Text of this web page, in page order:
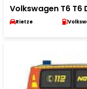
Volkswagen T6 T6
Rietze